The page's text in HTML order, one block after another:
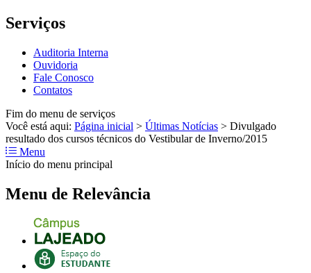
Serviços
Auditoria Interna
Ouvidoria
Fale Conosco
Contatos
Fim do menu de serviços
Você está aqui: Página inicial > Últimas Notícias > Divulgado
resultado dos cursos técnicos do Vestibular de Inverno/2015
Menu
Início do menu principal
Menu de Relevância